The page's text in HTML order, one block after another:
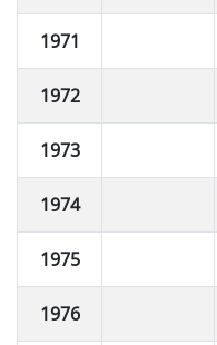
1971
1972
1973
1974
1975
1976